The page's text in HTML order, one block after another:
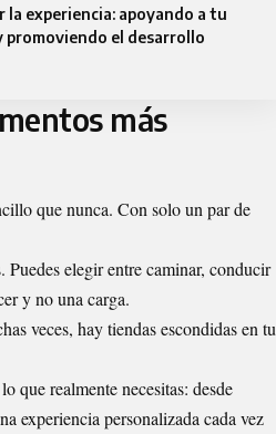
la experiencia: apoyando a tu
promoviendo el desarrollo
más
que nunca. Con solo un par de
elegir entre caminar, conducir
y no una carga.
veces, hay tiendas escondidas en tu
que realmente necesitas: desde
experiencia personalizada cada vez